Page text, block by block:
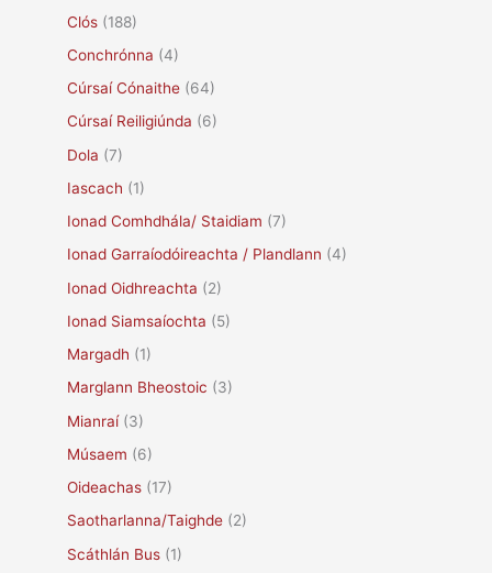
Clós (188)
Conchrónna (4)
Cúrsaí Cónaithe (64)
Cúrsaí Reiligiúnda (6)
Dola (7)
Iascach (1)
Ionad Comhdhála/ Staidiam (7)
Ionad Garraíodóireachta / Plandlann (4)
Ionad Oidhreachta (2)
Ionad Siamsaíochta (5)
Margadh (1)
Marglann Bheostoic (3)
Mianraí(3)
Músaem (6)
Oideachas (17)
Saotharlanna/Taighde (2)
Scáthlán Bus (1)